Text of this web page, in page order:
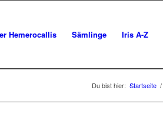
Hemerocallis Sämlinge Iris A-Z
Du bist hier: Startseite /